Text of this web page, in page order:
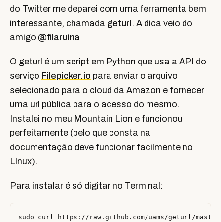
do Twitter me deparei com uma ferramenta bem
interessante, chamada geturl . A dica veio do
amigo @filaruina
O geturl é um script em Python que usa a API do
serviço Filepicker.io para enviar o arquivo
selecionado para o cloud da Amazon e fornecer
uma url pública para o acesso do mesmo.
Instalei no meu Mountain Lion e funcionou
perfeitamente (pelo que consta na
documentação deve funcionar facilmente no
Linux).
Para instalar é só digitar no Terminal:
sudo curl https://raw.github.com/uams/geturl/